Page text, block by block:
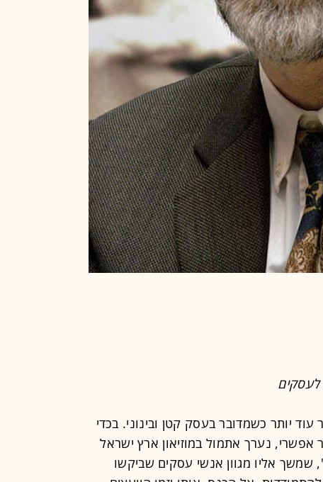
לעסקים
יותר כשמדובר בעסק קטן ובינוני. בכדי
נערך אתמול במוזיאון ארץ ישראל
אליו מגוון אנשי עסקים שביקשו